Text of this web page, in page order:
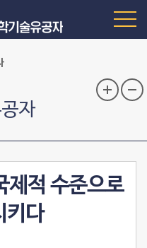
자
제적 수준으로
키다